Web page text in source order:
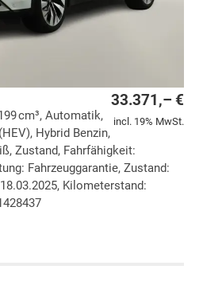
33.371,– €
incl. 19% MwSt.
cm³, Automatik,
Hybrid Benzin,
Zustand, Fahrfähigkeit:
Fahrzeuggarantie, Zustand:
Kilometerstand:
drucken